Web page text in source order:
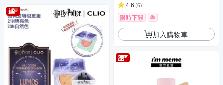
4.6 (6)
限時下殺 券
加入購物車